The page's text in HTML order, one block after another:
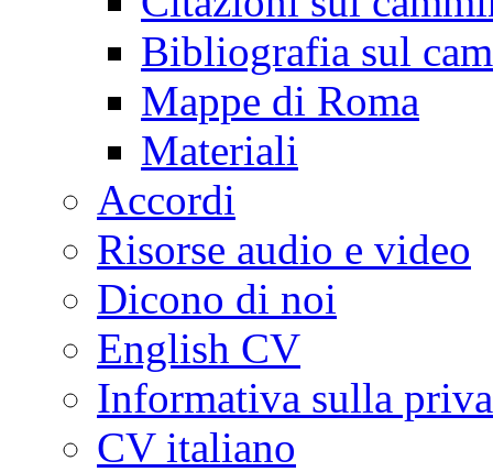
Bibliografia sul
Mappe di Roma
Materiali
Accordi
Risorse audio e video
Dicono di noi
English CV
Informativa sulla
CV italiano